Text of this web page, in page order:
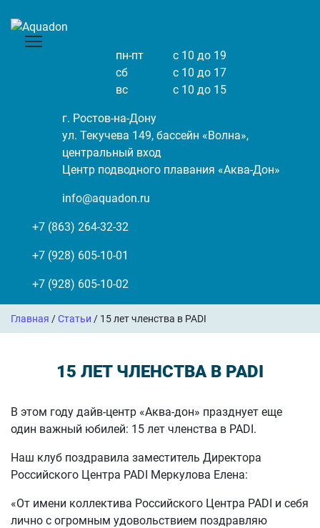
пн-пт
с 10 до 19
сб
с 10 до 17
вс
с 10 до 15
г. Ростов-на-Дону
ул. Текучева 149, бассейн «Волна»,
центральный вход
Центр подводного плавания «Аква-Дон»
info@aquadon.ru
+7 (863) 264-32-32
+7 (928) 605-10-01
+7 (928) 605-10-02
Главная /Статьи / 15 лет членства в PADI
15 ЛЕТ ЧЛЕНСТВА В PADI
В этом году дайв-центр «Аква-дон» празднует еще
один важный юбилей: 15 лет членства в PADI.
Наш клуб поздравила заместитель Директора
Российского Центра PADI Меркулова Елена:
«От имени коллектива Российского Центра PADI и себя
лично с огромным удовольствием поздравляю